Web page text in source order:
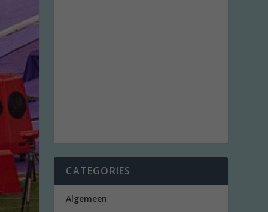
CATEGORIES
Algemeen